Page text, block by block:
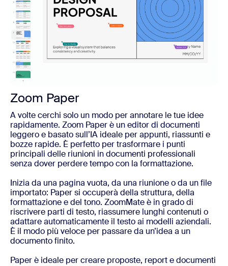
Zoom Paper
A volte cerchi solo un modo per annotare le tue idee
rapidamente. Zoom Paper è un editor di documenti
leggero e basato sull’IA ideale per appunti, riassunti e
bozze rapide. È perfetto per trasformare i punti
principali delle riunioni in documenti professionali
senza dover perdere tempo con la formattazione.
Inizia da una pagina vuota, da una riunione o da un file
importato: Paper si occuperà della struttura, della
formattazione e del tono. ZoomMate è in grado di
riscrivere parti di testo, riassumere lunghi contenuti o
adattare automaticamente il testo ai modelli aziendali.
È il modo più veloce per passare da un’idea a un
documento finito.
Paper è ideale per creare proposte, report e documenti